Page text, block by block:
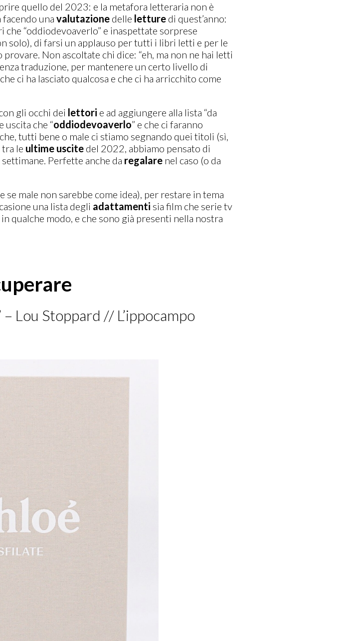
quello del 2023: e la metafora letteraria non è
una valutazionedelle letturedi quest’anno:
“oddiodevoaverlo” e inaspettate sorprese
solo), di farsi un applauso per tutti i libri letti e per le
Non ascoltate chi dice: “eh, ma non ne hai letti
traduzione, per mantenere un certo livello di
che ci ha lasciato qualcosa e che ci ha arricchito come
gli occhi dei lettori e ad aggiungere alla lista “da
che “oddiodevoaverlo” e che ci faranno
tutti bene o male ci stiamo segnando quei titoli (sì,
tra le ultime uscitedel 2022, abbiamo pensato di
Perfette anche da regalarenel caso (o da
male non sarebbe come idea), per restare in tema
una lista degli adattamenti sia film che serie tv
qualche modo, e che sono già presenti nella nostra
Lou Stoppard // L’ippocampo